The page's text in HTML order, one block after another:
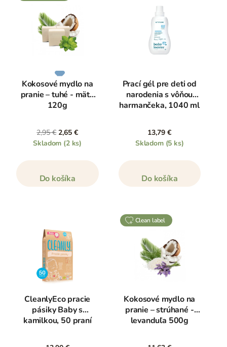
Kokosové mydlo na
pranie – tuhé - mäta
120g
2,95 € 2,65 €
Skladom (2 ks)
Do košíka
Prací gél pre deti od
narodenia s vôňou
harmančeka, 1040 ml
13,79 €
Skladom (5 ks)
Do košíka
CleanlyEco pracie
pásiky Baby s
kamilkou, 50 praní
clean label
Kokosové mydlo na
pranie – strúhané -
levanduľa 500g